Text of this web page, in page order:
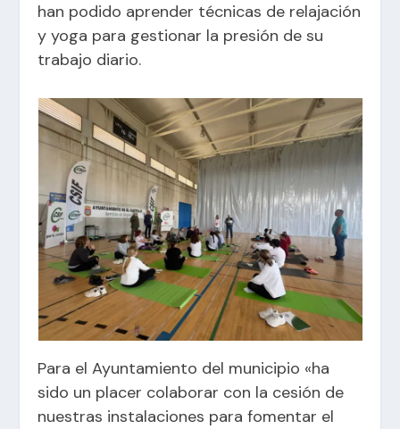
han podido aprender técnicas de relajación
y yoga para gestionar la presión de su
trabajo diario.
Para el Ayuntamiento del municipio «ha
sido un placer colaborar con la cesión de
nuestras instalaciones para fomentar el